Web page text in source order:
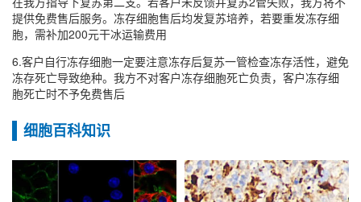
提供免费售后服务。冻存细胞售后均发复苏培养，若要重发冻存细
胞，需补加200元干冰运输费用
6.客户自行冻存细胞一定要注意冻存后复苏一管检查冻存活性，避免
冻存死亡导致绝种。我方不对客户冻存细胞死亡负责，客户冻存细
胞死亡时不予免费售后
细胞百科知识